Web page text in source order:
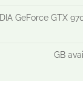
GeForce GTX